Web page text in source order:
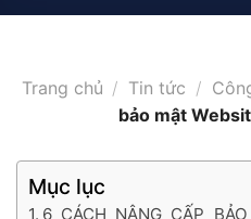
Trang chủ / Tin tức /
bảo mật
Mục lục
6 CÁCH NÂNG CẤP